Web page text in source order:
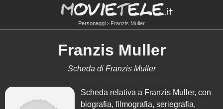
Personaggi Franzis Muller
Franzis Muller
Scheda di Franzis Muller
Scheda relativa a Franzis Muller, con
biografia, filmografia, seriegrafia,